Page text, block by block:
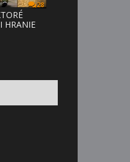
28
HRANIE